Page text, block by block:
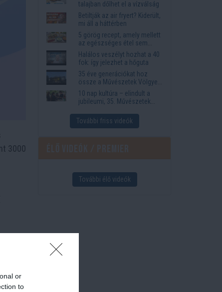
or
to
3000
múlt
talajban dőlhet el a vízválság
Betiltják az air fryert? Kiderült,
mi áll a háttérben
5 görög recept, amely mellett
az egészséges étel sem
tűnik lemondásnak
Halálos veszélyt hozhat a 40
fok: így jelezhet a hőguta
35 éve generációkat hoz
össze a Művészetek Völgye
– megvan a 2027-es időpont
és a bérletár
10 nap kultúra – elindult a
jubileumi, 35. Művészetek
További friss videók
További élő videók